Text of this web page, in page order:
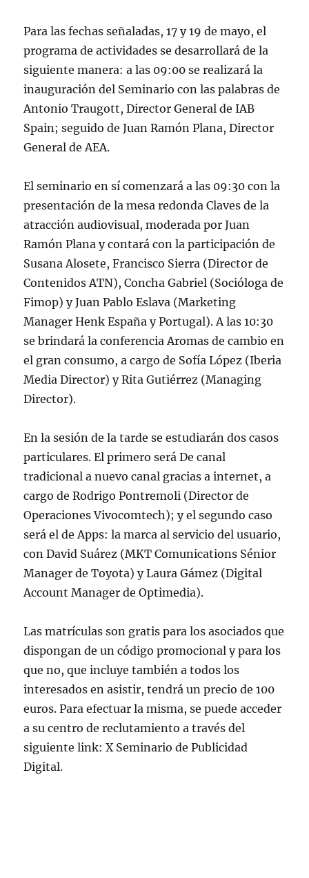
Para las fechas señaladas, 17 y 19 de mayo, el
programa de actividades se desarrollará de la
siguiente manera: a las 09:00 se realizará la
inauguración del Seminario con las palabras de
Antonio Traugott, Director General de IAB
Spain; seguido de Juan Ramón Plana, Director
General de AEA.
El seminario en sí comenzará a las 09:30 con la
presentación de la mesa redonda Claves de la
atracción audiovisual, moderada por Juan
Ramón Plana y contará con la participación de
Susana Alosete, Francisco Sierra (Director de
Contenidos ATN), Concha Gabriel (Socióloga de
Fimop) y Juan Pablo Eslava (Marketing
Manager Henk España y Portugal). A las 10:30
se brindará la conferencia Aromas de cambio en
el gran consumo, a cargo de Sofía López (Iberia
Media Director) y Rita Gutiérrez (Managing
Director).
En la sesión de la tarde se estudiarán dos casos
particulares. El primero será De canal
tradicional a nuevo canal gracias a internet, a
cargo de Rodrigo Pontremoli (Director de
Operaciones Vivocomtech); y el segundo caso
será el de Apps: la marca al servicio del usuario,
con David Suárez (MKT Comunications Sénior
Manager de Toyota) y Laura Gámez (Digital
Account Manager de Optimedia).
Las matrículas son gratis para los asociados que
dispongan de un código promocional y para los
que no, que incluye también a todos los
interesados en asistir, tendrá un precio de 100
euros. Para efectuar la misma, se puede acceder
a su centro de reclutamiento a través del
siguiente link: X Seminario de Publicidad
Digital.